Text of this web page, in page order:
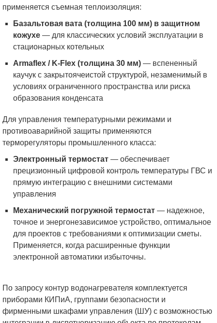
применяется съемная теплоизоляция:
Базальтовая вата (толщина 100 мм) в защитном
кожухе— для классических условий эксплуатации в
стационарных котельных
Armaflex / K-Flex (толщина 30 мм)— вспененный
каучук с закрытоячеистой структурой, незаменимый в
условиях ограниченного пространства или риска
образования конденсата
Для управления температурными режимами и
противоаварийной защиты применяются
терморегуляторы промышленного класса:
Электронный термостат— обеспечивает
прецизионный цифровой контроль температуры ГВС и
прямую интеграцию с внешними системами
управления
Механический погружной термостат— надежное,
точное и энергонезависимое устройство, оптимальное
для проектов с требованиями к оптимизации сметы.
Применяется, когда расширенные функции
электронной автоматики избыточны.
По запросу контур водонагревателя комплектуется
приборами КИПиА, группами безопасности и
фирменными шкафами управления (ШУ) с возможностью